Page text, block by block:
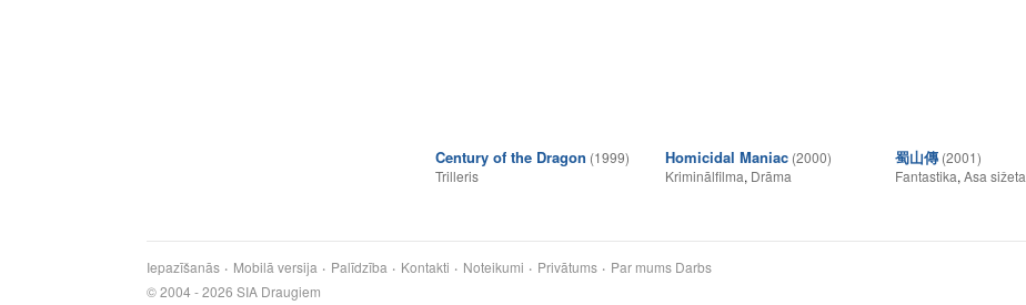
Century of the Dragon (1999)
Trilleris
Homicidal Maniac (2000)
Kriminālfilma, Drāma
蜀山傳 (2001)
Fantastika, Asa sižeta
Iepazīšanās Mobilā versija Palīdzība Kontakti Noteikumi Privātums Par mums Darbs
© 2004 - 2026 SIA Draugiem